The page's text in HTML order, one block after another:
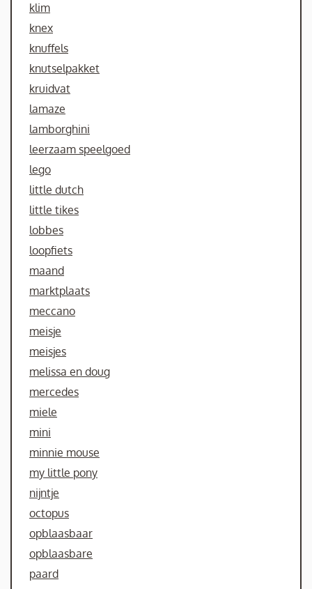
klim
knex
knuffels
knutselpakket
kruidvat
lamaze
lamborghini
leerzaam speelgoed
lego
little dutch
little tikes
lobbes
loopfiets
maand
marktplaats
meccano
meisje
meisjes
melissa en doug
mercedes
miele
mini
minnie mouse
my little pony
nijntje
octopus
opblaasbaar
opblaasbare
paard